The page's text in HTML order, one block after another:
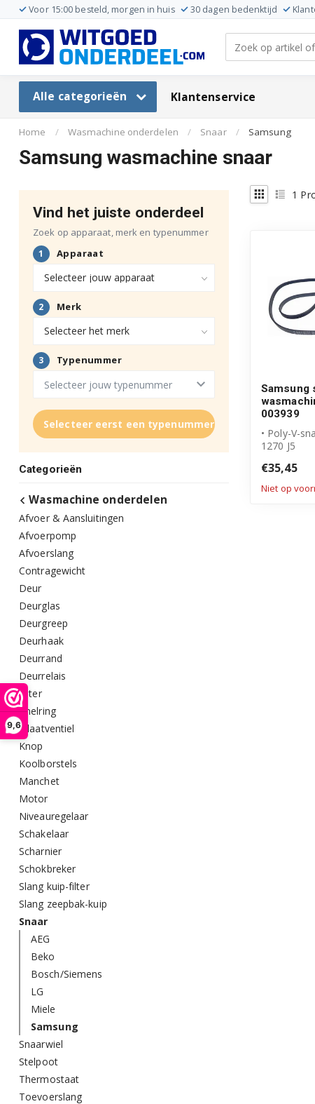
9,6
Voor 15:00 besteld, morgen in huis 30 dagen bedenktijd
Alle categorieën Klantenservice
Home / Wasmachine onderdelen / Snaar / Samsung
Samsung wasmachine snaar
Vind het juiste onderdeel
Zoek op apparaat, merk en typenummer
Selecteer eerst een typenummer
Categorieën
Wasmachine onderdelen
Afvoer & Aansluitingen
Afvoerpomp
Afvoerslang
Contragewicht
Deur
Deurglas
Deurgreep
Deurhaak
Deurrand
Deurrelais
Filter
Knelring
Inlaatventiel
Knop
Koolborstels
Manchet
Motor
Niveauregelaar
Schakelaar
Scharnier
Schokbreker
Slang kuip-filter
Slang zeepbak-kuip
Snaar
AEG
Beko
Bosch/Siemens
LG
Miele
Samsung
Snaarwiel
Stelpoot
Thermostaat
Toevoerslang
1
Samsung
003939
• Poly-V-
1270 J5
product
•
€35,45
Niet op